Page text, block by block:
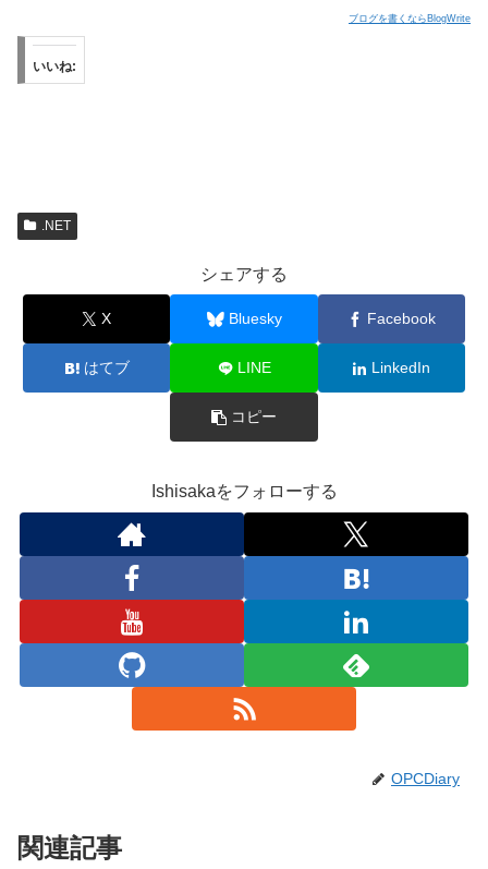
ブログを書くならBlogWrite
いいね:
.NET
シェアする
X Bluesky Facebook
はてブ LINE LinkedIn
コピー
Ishisakaをフォローする
OPCDiary
関連記事